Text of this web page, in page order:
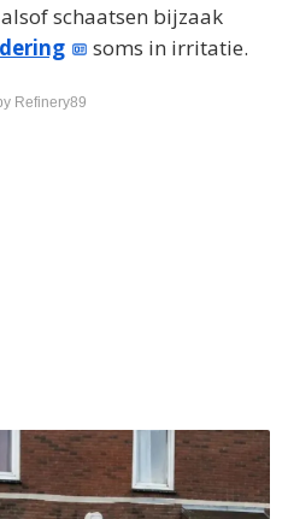
schaatsen bijzaak
soms in irritatie.
Refinery89